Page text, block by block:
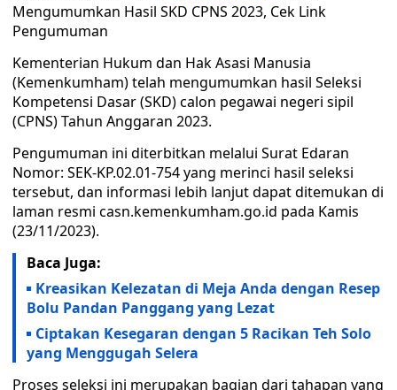
Mengumumkan Hasil SKD CPNS 2023, Cek Link
Pengumuman
Kementerian Hukum dan Hak Asasi Manusia
(Kemenkumham) telah mengumumkan hasil Seleksi
Kompetensi Dasar (SKD) calon pegawai negeri sipil
(CPNS) Tahun Anggaran 2023.
Pengumuman ini diterbitkan melalui Surat Edaran
Nomor: SEK-KP.02.01-754 yang merinci hasil seleksi
tersebut, dan informasi lebih lanjut dapat ditemukan di
laman resmi casn.kemenkumham.go.id pada Kamis
(23/11/2023).
Baca Juga:
Kreasikan Kelezatan di Meja Anda dengan Resep
Bolu Pandan Panggang yang Lezat
Ciptakan Kesegaran dengan 5 Racikan Teh Solo
yang Menggugah Selera
Proses seleksi ini merupakan bagian dari tahapan yang